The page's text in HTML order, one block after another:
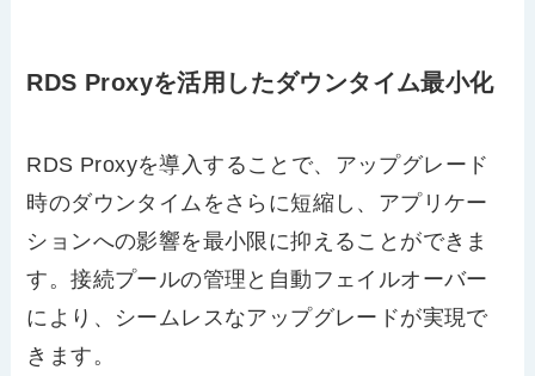
RDS Proxyを活用したダウンタイム最小化
RDS Proxyを導入することで、アップグレード
時のダウンタイムをさらに短縮し、アプリケー
ションへの影響を最小限に抑えることができま
す。接続プールの管理と自動フェイルオーバー
により、シームレスなアップグレードが実現で
きます。